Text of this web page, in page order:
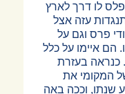
לו דרך לארץ
עזה אצל
פרס וגם על
הם איימו על כלל
כנראה בעזרת
המקומי את
שנתו, וככה באה